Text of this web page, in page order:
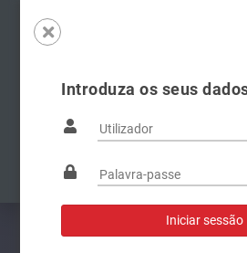
Introduza os seus
Famílias